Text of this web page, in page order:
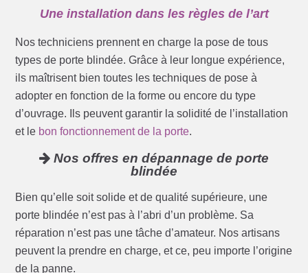
Une installation dans les règles de l’art
Nos techniciens prennent en charge la pose de tous
types de porte blindée. Grâce à leur longue expérience,
ils maîtrisent bien toutes les techniques de pose à
adopter en fonction de la forme ou encore du type
d’ouvrage. Ils peuvent garantir la solidité de l’installation
et le bon fonctionnement de la porte.
Nos offres en dépannage de porte
blindée
Bien qu’elle soit solide et de qualité supérieure, une
porte blindée n’est pas à l’abri d’un problème. Sa
réparation n’est pas une tâche d’amateur. Nos artisans
peuvent la prendre en charge, et ce, peu importe l’origine
de la panne.